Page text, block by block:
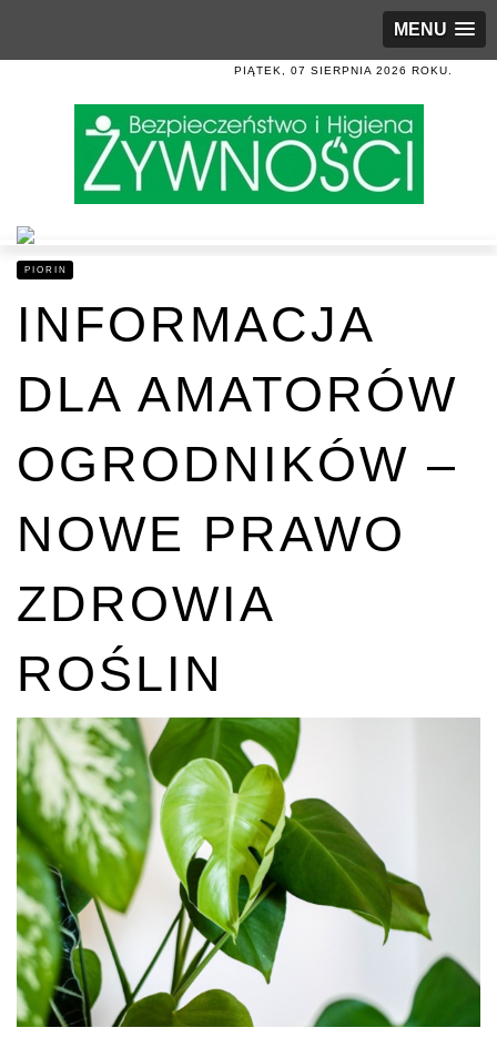
MENU
PIĄTEK, 07 SIERPNIA 2026 ROKU.
PIORIN
INFORMACJA
DLA AMATORÓW
OGRODNIKÓW –
NOWE PRAWO
ZDROWIA
ROŚLIN